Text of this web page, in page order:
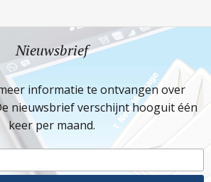
Nieuwsbrief
informatie te ontvangen over
nieuwsbrief verschijnt hooguit één
keer per maand.